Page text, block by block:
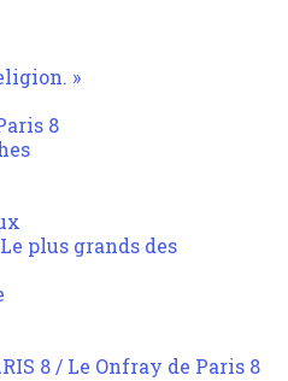
»
8
plus grands des
8 / Le Onfray de Paris 8